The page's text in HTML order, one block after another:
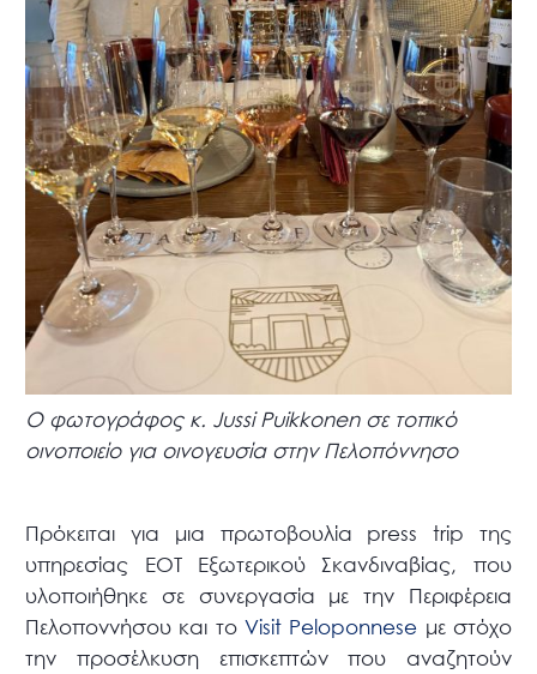
Ο φωτογράφος κ. Jussi Puikkonen σε τοπικό
οινοποιείο για οινογευσία στην Πελοπόννησο
Πρόκειται για μια πρωτοβουλία press trip της
υπηρεσίας ΕΟΤ Εξωτερικού Σκανδιναβίας, που
υλοποιήθηκε σε συνεργασία με την Περιφέρεια
Πελοποννήσου και το Visit Peloponnese με στόχο
την προσέλκυση επισκεπτών που αναζητούν